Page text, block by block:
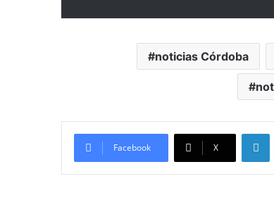
noticias Córdoba
Facebook X